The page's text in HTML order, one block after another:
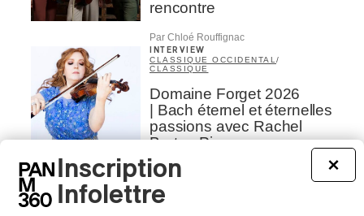
rencontre
Par Chloé Rouffignac
INTERVIEW
CLASSIQUE OCCIDENTAL /
CLASSIQUE
Domaine Forget 2026
| Bach éternel et éternelles
passions avec Rachel
Barton Pine
Par Alexandre Villemaire
CLASSIQUE OCCIDENTAL
CLASSIQUE
×
Inscription
Infolettre